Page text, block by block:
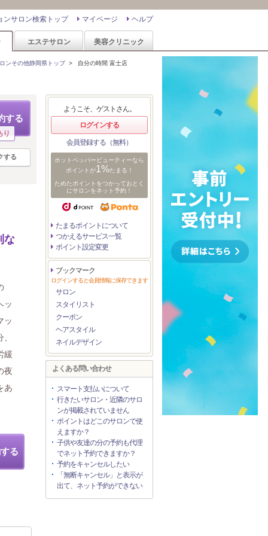
ヘルプ
マイページ
ンサロン検索トップ
エステサロン 美容クリニック
ンその他静岡県トップ> 自分の時間 富士店
する
り
する
な
ッ
ッ
緩
夜
あ
る
ようこそ、ゲストさん。
ログインする
会員登録する（無料）
ホットペッパービューティーなら
ポイントが1%たまる！
ためたポイントをつかっておとく
にサロンをネット予約！
たまるポイントについて
つかえるサービス一覧
ポイント設定変更
ブックマーク
ログインすると会員情報に保存できます
サロン
スタイリスト
クーポン
ヘアスタイル
ネイルデザイン
よくある問い合わせ
スマート支払いについて
行きたいサロン・近隣のサロ
ンが掲載されていません
ポイントはどこのサロンで使
えますか？
子供や友達の分の予約も代理
でネット予約できますか？
予約をキャンセルしたい
「無断キャンセル」と表示が
出て、ネット予約ができない